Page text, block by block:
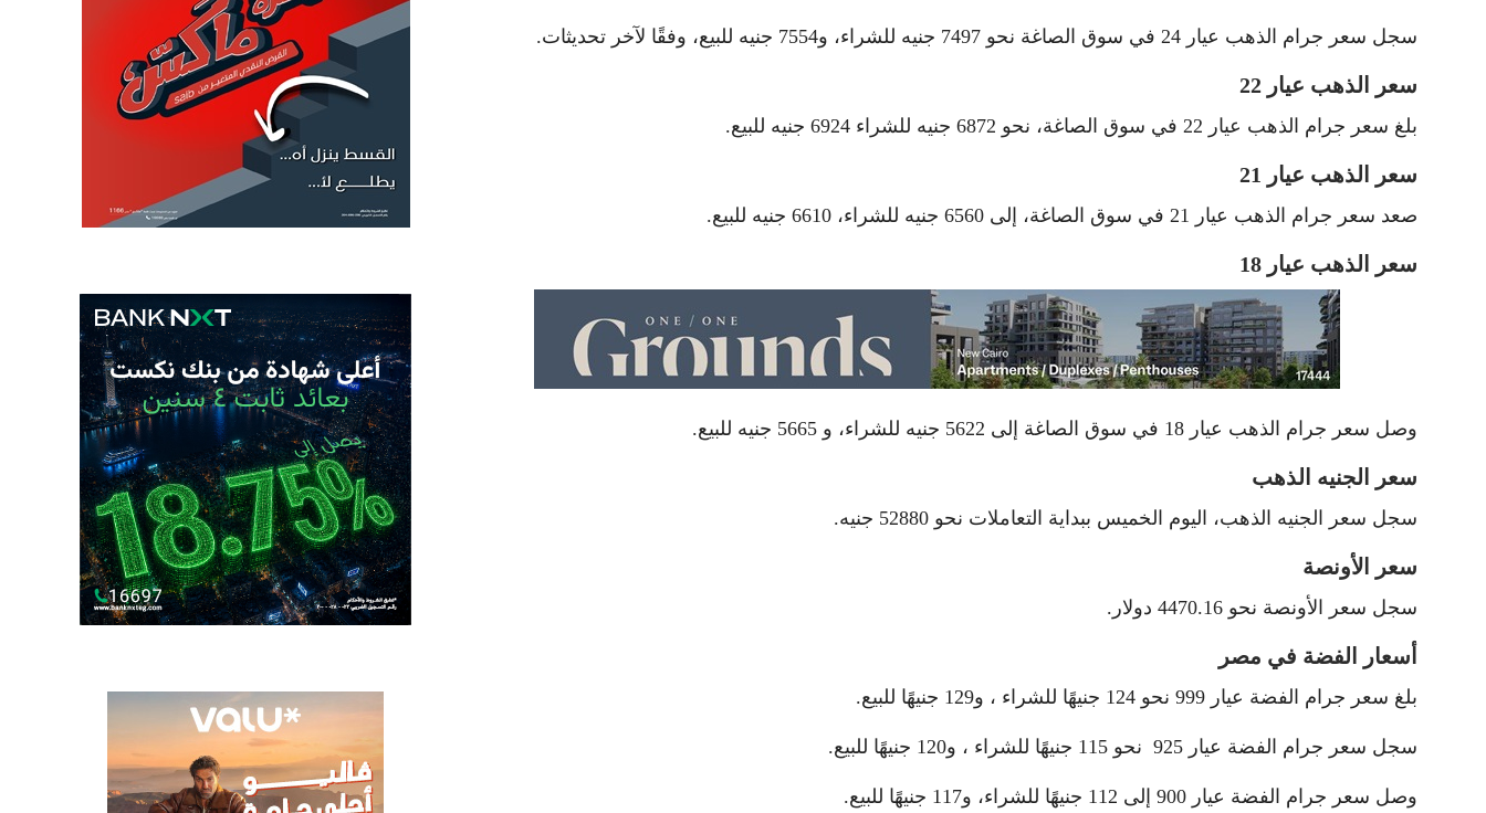
سجل سعر جرام الذهب عيار 24 في سوق الصاغة نحو 7497 جنيه للشراء، و7554 جنيه للبيع، وفقًا لآخر تحديثات.
سعر الذهب عيار 22
بلغ سعر جرام الذهب عيار 22 في سوق الصاغة، نحو 6872 جنيه للشراء 6924 جنيه للبيع.
سعر الذهب عيار 21
صعد سعر جرام الذهب عيار 21 في سوق الصاغة، إلى 6560 جنيه للشراء، 6610 جنيه للبيع.
سعر الذهب عيار 18
وصل سعر جرام الذهب عيار 18 في سوق الصاغة إلى 5622 جنيه للشراء، و 5665 جنيه للبيع.
سعر الجنيه الذهب
سجل سعر الجنيه الذهب، اليوم الخميس ببداية التعاملات نحو 52880 جنيه.
سعر الأونصة
سجل سعر الأونصة نحو 4470.16 دولار.
أسعار الفضة في مصر
بلغ سعر جرام الفضة عيار 999 نحو 124 جنيهًا للشراء ، و129 جنيهًا للبيع.
سجل سعر جرام الفضة عيار 925 نحو 115 جنيهًا للشراء ، و120 جنيهًا للبيع.
وصل سعر جرام الفضة عيار 900 إلى 112 جنيهًا للشراء، و117 جنيهًا للبيع.